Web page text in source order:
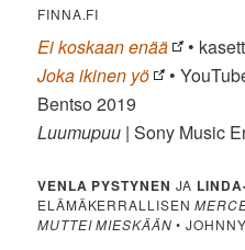
FINNA.FI
Ei koskaan enää
•
Joka ikinen yö
•
Bentso 2019
Luumupuu | Sony Music
VENLA PYSTYNEN JA
ELÄMÄKERRALLISEN
MUTTEI MIESKÄÄN •